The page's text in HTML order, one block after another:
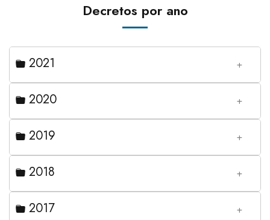
Decretos por ano
2021
2020
2019
2018
2017